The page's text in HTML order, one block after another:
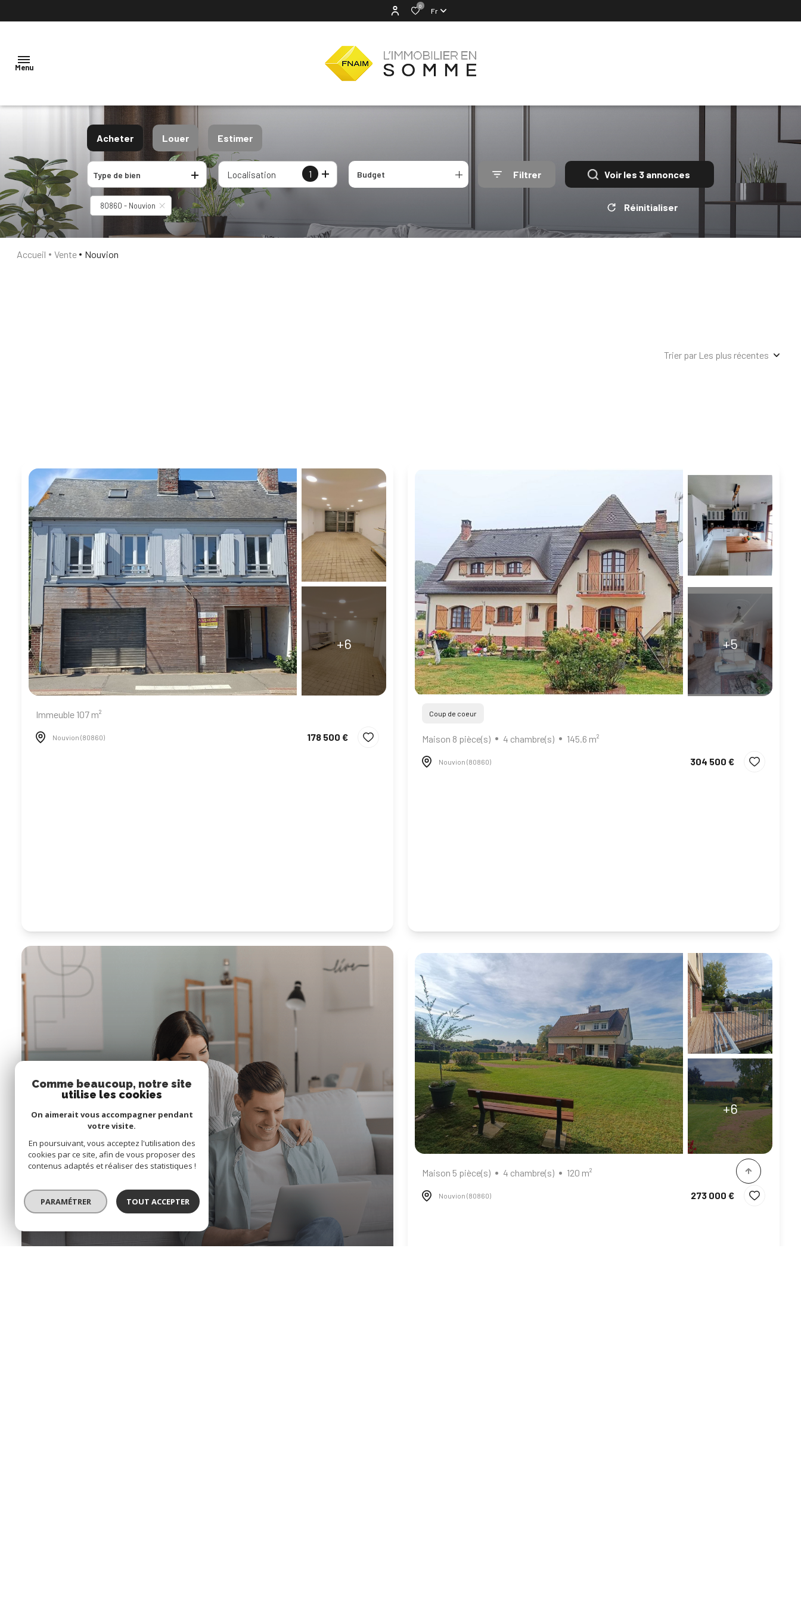
0
Fr
Menu
NOTRE
AGENCE
VENTES
LOCATION
ESTIMATION
Acheter
De l'ancien
De l'immo pro
Louer
à l'année
De l'immo pro
Estimer
Type de bien 1
Localisation Budget Filtrer Voir les 3 annonces
80860 - Nouvion Réinitialiser
Accueil Vente Nouvion
Trier par Les plus récentes
+6
Immeuble 107 m²
Nouvion (80860) 178 500 €
+5
Coup de coeur
Maison 8 pièce(s) 4 chambre(s) 145.6 m²
Nouvion (80860) 304 500 €
+6
Maison 5 pièce(s) 4 chambre(s) 120 m²
Nouvion (80860) 273 000 €
Comme beaucoup, notre site
utilise les cookies
On aimerait vous accompagner pendant
votre visite.
En poursuivant, vous acceptez l'utilisation des
cookies par ce site, afin de vous proposer des
contenus adaptés et réaliser des statistiques !
PARAMÉTRER TOUT ACCEPTER